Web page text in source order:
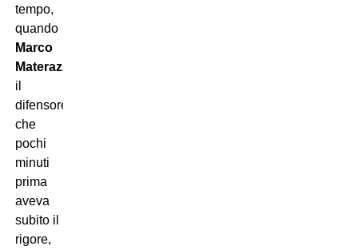
tempo,
quando
Marco
Materazzi
il
difensore
che
pochi
minuti
prima
aveva
subito il
rigore,